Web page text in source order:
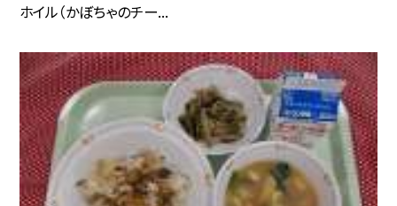
ホイル（かぼちゃのチー...